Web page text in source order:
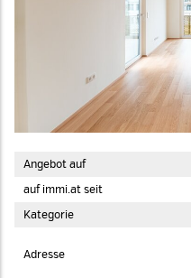
Angebot auf
auf immi.at seit
Kategorie
Adresse